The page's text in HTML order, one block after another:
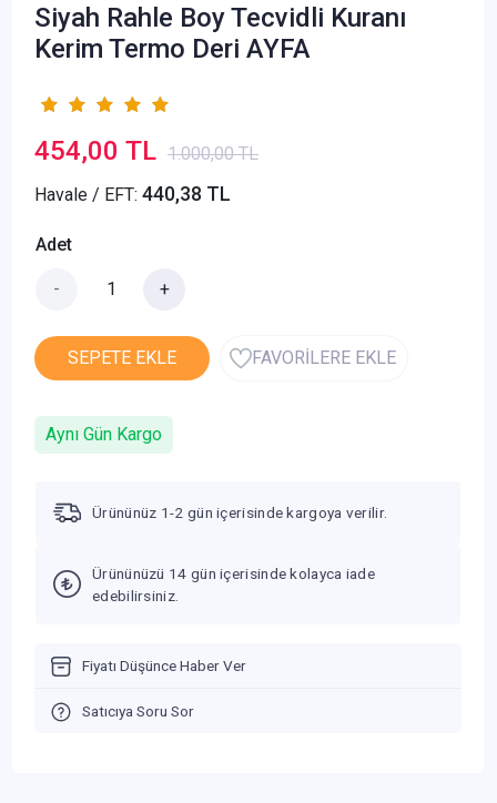
Siyah Rahle Boy Tecvidli Kuranı
Kerim Termo Deri AYFA
454,00 TL 1.000,00 TL
Havale / EFT: 440,38 TL
Adet
- +
SEPETE EKLE FAVORİLERE EKLE
Aynı Gün Kargo
Ürününüz 1-2 gün içerisinde kargoya verilir.
Ürününüzü 14 gün içerisinde kolayca iade
edebilirsiniz.
Fiyatı Düşünce Haber Ver
Satıcıya Soru Sor